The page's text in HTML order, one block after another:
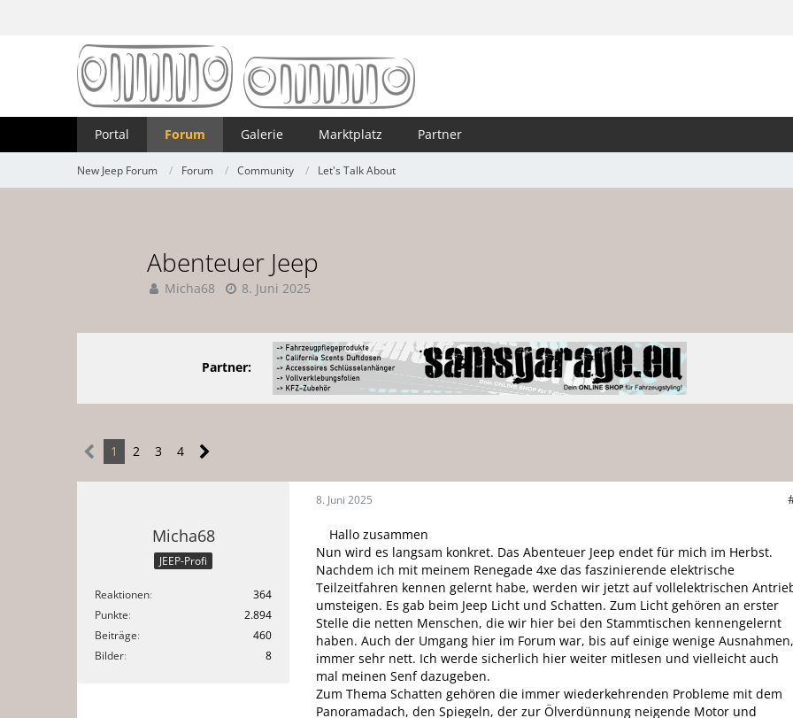
Portal Forum Galerie Marktplatz Partner
New Jeep Forum Forum Community Let's Talk About
Abenteuer Jeep
Micha68 8. Juni 2025
Partner:
1 2 3 4
Micha68
JEEP-Profi
Reaktionen
364
Punkte
2.894
Beiträge
460
Bilder
8
8. Juni 2025
Hallo zusammen
Nun wird es langsam konkret. Das Abenteuer Jeep endet für mich im Herbst.
Nachdem ich mit meinem Renegade 4xe das faszinierende elektrische
Teilzeitfahren kennen gelernt habe, werden wir jetzt auf vollelektrischen
umsteigen. Es gab beim Jeep Licht und Schatten. Zum Licht gehören an erster
Stelle die netten Menschen, die wir hier bei den Stammtischen kennengelernt
haben. Auch der Umgang hier im Forum war, bis auf einige wenige
immer sehr nett. Ich werde sicherlich hier weiter mitlesen und vielleicht auch
mal meinen Senf dazugeben.
Zum Thema Schatten gehören die immer wiederkehrenden Probleme mit dem
Panoramadach, den Spiegeln, der zur Ölverdünnung neigende Motor und